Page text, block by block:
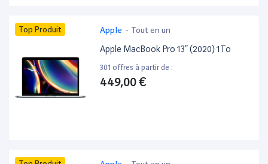
Top Produit Apple - Tout en un
Apple MacBook Pro 13” (2020) 1To
301 offres à partir de :
449,00 €